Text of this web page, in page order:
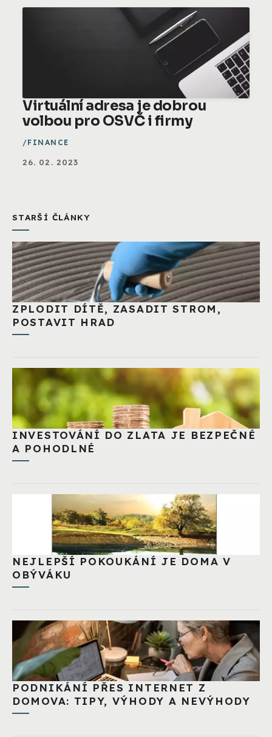
Virtuální adresa je dobrou
volbou pro OSVČ i firmy
FINANCE
26. 02. 2023
STARŠÍ ČLÁNKY
ZPLODIT DÍTĚ, ZASADIT STROM,
POSTAVIT HRAD
INVESTOVÁNÍ DO ZLATA JE BEZPEČNÉ
A POHODLNÉ
NEJLEPŠÍ POKOUKÁNÍ JE DOMA V
OBÝVÁKU
PODNIKÁNÍ PŘES INTERNET Z
DOMOVA: TIPY, VÝHODY A NEVÝHODY